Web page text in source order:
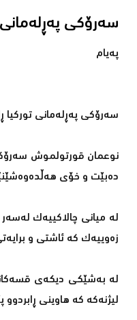
سەرۆكی پەڕلەمانی
پەیام
سەرۆكی پەڕلەمانی توركیا
نوعمان قورتولموش سەرۆكی
دەبێت و خۆی
لە میانی چالاكییەك
زەوییەك كە ئاشتی و
لە بەشێكی دیكەی
لیژنەكە كە هاوینی